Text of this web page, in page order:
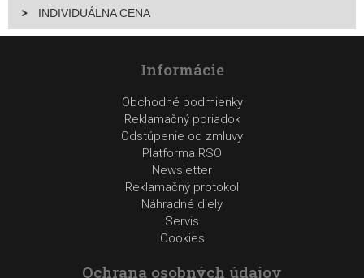
INDIVIDUÁLNA CENA
Informácie
Obchodné podmienky
Reklamačný poriadok
Odstúpenie od zmluvy
Platforma RSO
Newsletter
Reklamačný protokol
Náhradné diely
Servis
Cookies
Ochrana osobných údajov